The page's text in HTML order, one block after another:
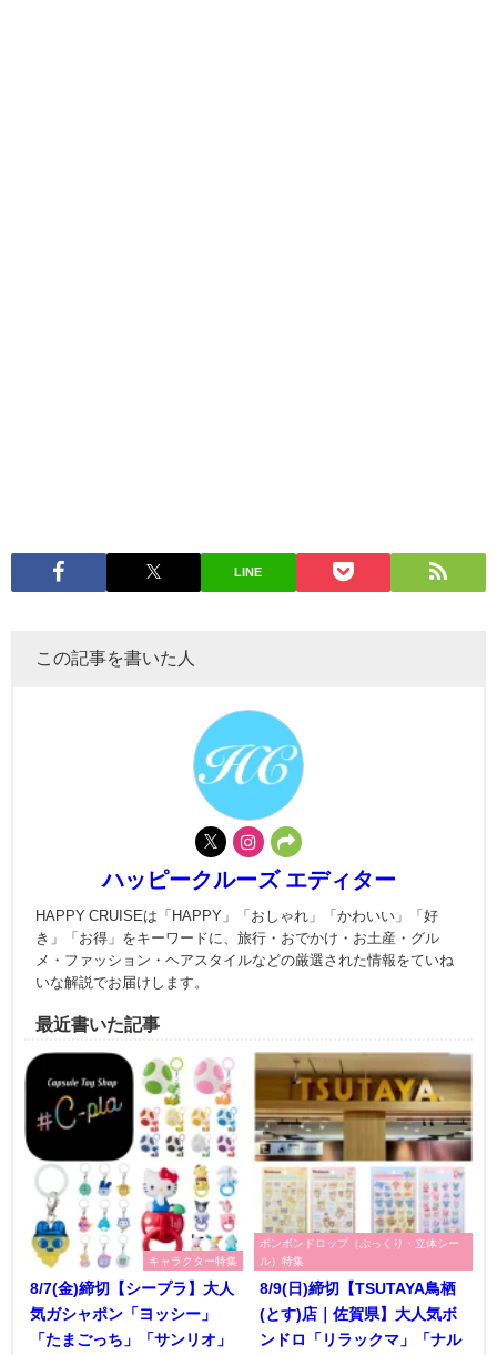
LINE
この記事を書いた人
ハッピークルーズ エディター
HAPPY CRUISEは「HAPPY」「おしゃれ」「かわいい」「好
き」「お得」をキーワードに、旅行・おでかけ・お土産・グル
メ・ファッション・ヘアスタイルなどの厳選された情報をていね
いな解説でお届けします。
最近書いた記事
キャラクター特集
8/7(金)締切【シープラ】大人
気ガシャポン「ヨッシー」
「たまごっち」「サンリオ」
ボンボンドロップ（ぷっくり・立体シー
ル）特集
8/9(日)締切【TSUTAYA鳥栖
(とす)店｜佐賀県】大人気ボ
ンドロ「リラックマ」「ナル